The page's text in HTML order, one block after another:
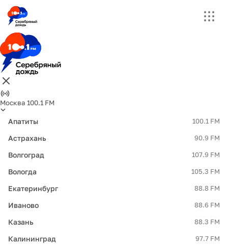
Москва 100.1 FM
Апатиты 100.1 FM
Астрахань 90.9 FM
Волгоград 107.9 FM
Вологда 105.3 FM
Екатеринбург 88.8 FM
Иваново 88.6 FM
Казань 88.3 FM
Калининград 97.7 FM